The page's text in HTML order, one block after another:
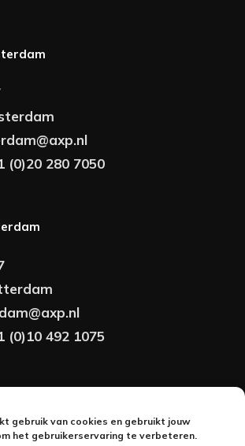
gebruik van cookies en gebruikt jouw
het gebruikerservaring te verbeteren.
(0)20 280 7050
(0)10 492 1075
Onderhoud: